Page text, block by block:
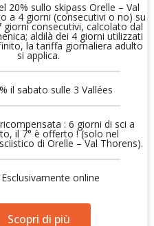
20% sullo skipass Orelle – Val
a 4 giorni (consecutivi o no) su
giorni consecutivi, calcolato dal
aldilà dei 4 giorni utilizzati
la tariffa giornaliera adulto
si applica.
il sabato sulle 3 Vallées
ricompensata : 6 giorni di sci a
il 7° è offerto ! (solo nel
di Orelle – Val Thorens).
Esclusivamente online
Scopri di più